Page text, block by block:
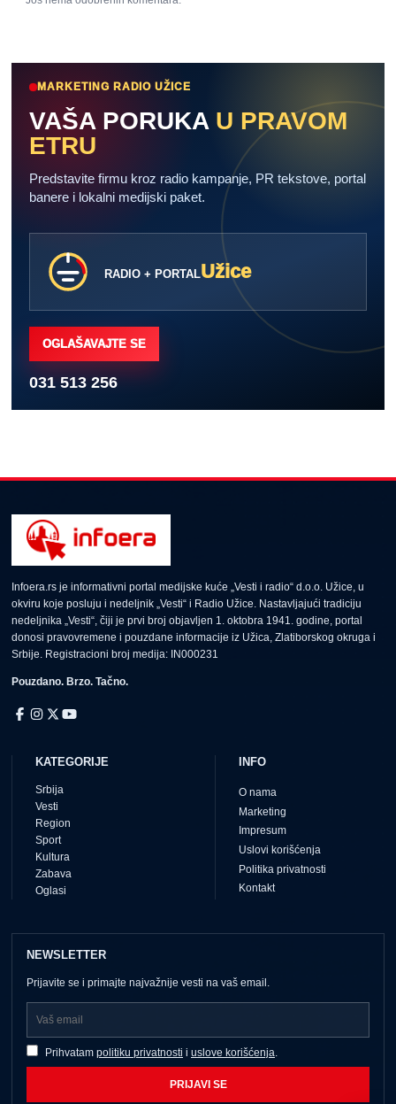
MARKETING RADIO UŽICE
VAŠA PORUKA U PRAVOM
ETRU
Predstavite firmu kroz radio kampanje, PR tekstove, portal
banere i lokalni medijski paket.
RADIO + PORTALUžice
OGLAŠAVAJTE SE
031 513 256
Infoera.rs je informativni portal medijske kuće „Vesti i radio“ d.o.o. Užice, u
okviru koje posluju i nedeljnik „Vesti“ i Radio Užice. Nastavljajući tradiciju
nedeljnika „Vesti“, čiji je prvi broj objavljen 1. oktobra 1941. godine, portal
donosi pravovremene i pouzdane informacije iz Užica, Zlatiborskog okruga i
Srbije. Registracioni broj medija: IN000231
Pouzdano. Brzo. Tačno.
KATEGORIJE
Srbija
Vesti
Region
Sport
Kultura
Zabava
Oglasi
INFO
O nama
Marketing
Impresum
Uslovi korišćenja
Politika privatnosti
Kontakt
NEWSLETTER
Prijavite se i primajte najvažnije vesti na vaš email.
Prihvatam politiku privatnosti i uslove korišćenja.
PRIJAVI SE